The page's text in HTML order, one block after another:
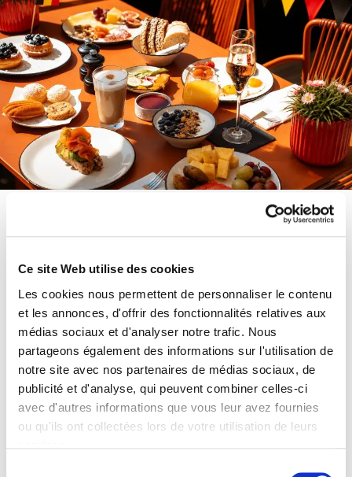
Ce site Web utilise des cookies
Les cookies nous permettent de personnaliser le contenu
et les annonces, d'offrir des fonctionnalités relatives aux
médias sociaux et d'analyser notre trafic. Nous
partageons également des informations sur l'utilisation de
notre site avec nos partenaires de médias sociaux, de
publicité et d'analyse, qui peuvent combiner celles-ci
avec d'autres informations que vous leur avez fournies
ou qu'ils ont collectées lors de votre utilisation de leurs